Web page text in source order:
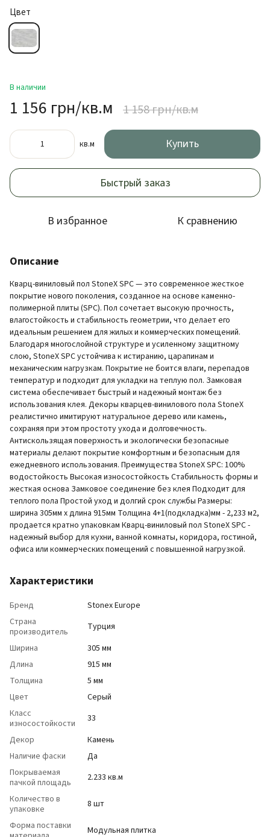
Цвет
В наличии
1 156 грн/кв.м 1 158 грн/кв.м
кв.м Купить
Быстрый заказ
В избранное К сравнению
Описание
Кварц-виниловый пол StoneX SPC — это современное жесткое
покрытие нового поколения, созданное на основе каменно-
полимерной плиты (SPC). Пол сочетает высокую прочность,
влагостойкость и стабильность геометрии, что делает его
идеальным решением для жилых и коммерческих помещений.
Благодаря многослойной структуре и усиленному защитному
слою, StoneX SPC устойчива к истиранию, царапинам и
механическим нагрузкам. Покрытие не боится влаги, перепадов
температур и подходит для укладки на теплую пол. Замковая
система обеспечивает быстрый и надежный монтаж без
использования клея. Декоры кварцев-винилового пола StoneX
реалистично имитируют натуральное дерево или камень,
сохраняя при этом простоту ухода и долговечность.
Антискользящая поверхность и экологически безопасные
материалы делают покрытие комфортным и безопасным для
ежедневного использования. Преимущества StoneX SPC: 100%
водостойкость Высокая износостойкость Стабильность формы и
жесткая основа Замковое соединение без клея Подходит для
теплого пола Простой уход и долгий срок службы Размеры:
ширина 305мм х длина 915мм Толщина 4+1(подкладка)мм - 2,233 м2,
продается кратно упаковкам Кварц-виниловый пол StoneX SPC -
надежный выбор для кухни, ванной комнаты, коридора, гостиной,
офиса или коммерческих помещений с повышенной нагрузкой.
Характеристики
Бренд
Stonex Europe
Страна
производитель
Турция
Ширина
305 мм
Длина
915 мм
Толщина
5 мм
Цвет
Серый
Класс
износостойкости
33
Декор
Камень
Наличие фаски
Да
Покрываемая
пачкой площадь
2.233 кв.м
Количество в
упаковке
8 шт
Форма поставки
Модульная плитка